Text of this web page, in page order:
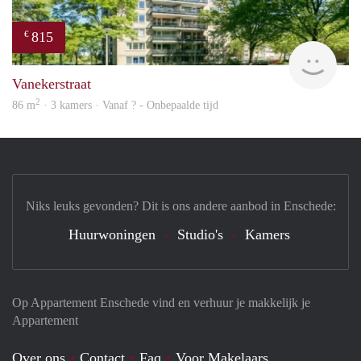
€ 815
Vanekerstraat
86 m2 · 3 kamers · Vanaf ? - Onbepaalde tijd
Op Appartement Enschede vind en verhuur je makkelijk je
Appartement
Over ons Contact Faq Voor Makelaars
Niks leuks gevonden? Dit is ons andere aanbod in Enschede:
Huurwoningen Studio's Kamers